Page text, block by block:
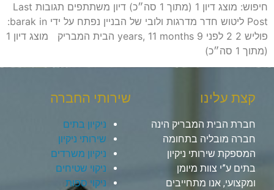
חיפוש: מוצג דיון 1 (מתוך 1 סה״כ) דיון משתתפים תגובות Last
Post ליטוש חדר מדרגות ולובי של הבניין נפתח על ידי barak in:
פוליש 2 2 לפני 9 years, 11 months הבית המבריק מוצג דיון 1
(מתוך 1 סה״כ)
קצת עלינו
חברת הבית המבריק הינה
חברה מובליה בתחומה
המספקת שירותי ניקיון
בתים ע”י צוות מיומן
ומקצועי, אנו מתחייבים
שירותי החברה
ניקיון בתים
שירותי ניקיון
ניקיון משרדים
ניקוי שטיחים
ניקוי ספות